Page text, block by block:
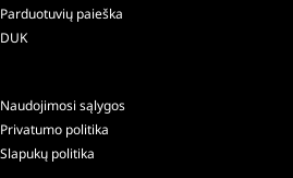
Parduotuvių paieška
DUK
Naudojimosi sąlygos
Privatumo politika
Slapukų politika